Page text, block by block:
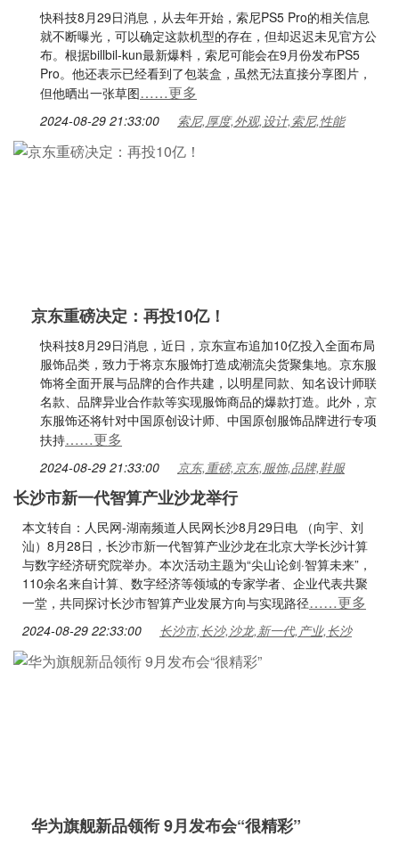
快科技8月29日消息，从去年开始，索尼PS5 Pro的相关信息
就不断曝光，可以确定这款机型的存在，但却迟迟未见官方公
布。根据billbil-kun最新爆料，索尼可能会在9月份发布PS5
Pro。他还表示已经看到了包装盒，虽然无法直接分享图片，
但他晒出一张草图……更多
2024-08-29 21:33:00 索尼,厚度,外观,设计,索尼,性能
京东重磅决定：再投10亿！
快科技8月29日消息，近日，京东宣布追加10亿投入全面布局
服饰品类，致力于将京东服饰打造成潮流尖货聚集地。京东服
饰将全面开展与品牌的合作共建，以明星同款、知名设计师联
名款、品牌异业合作款等实现服饰商品的爆款打造。此外，京
东服饰还将针对中国原创设计师、中国原创服饰品牌进行专项
扶持……更多
2024-08-29 21:33:00 京东,重磅,京东,服饰,品牌,鞋服
长沙市新一代智算产业沙龙举行
本文转自：人民网-湖南频道人民网长沙8月29日电 （向宇、刘
汕）8月28日，长沙市新一代智算产业沙龙在北京大学长沙计算
与数字经济研究院举办。本次活动主题为“尖山论剑·智算未来”，
110余名来自计算、数字经济等领域的专家学者、企业代表共聚
一堂，共同探讨长沙市智算产业发展方向与实现路径……更多
2024-08-29 22:33:00 长沙市,长沙,沙龙,新一代,产业,长沙
华为旗舰新品领衔 9月发布会“很精彩”